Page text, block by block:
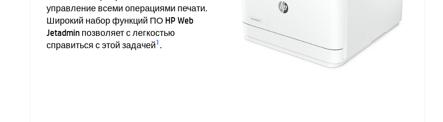
управление всеми операциями печати.
Широкий набор функций ПО HP Web
Jetadmin позволяет с легкостью
справиться с этой задачей1 .